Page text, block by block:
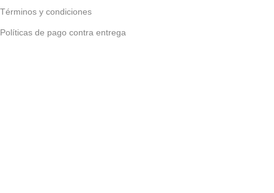
Términos y condiciones
Políticas de pago contra entrega